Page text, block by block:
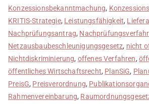
Konzessionsbekanntmachung,
KRITIS-Strategie, Leistungsfähigkeit,
Nachprüfungsantrag,
Netzausbaubeschleunigungsgesetz, nicht
Nichtdiskriminierung, offenes Verfahren,
öffentliches Wirtschaftsrecht, PlanSiG,
PreisG, Preisverordnung,
Rahmenvereinbarung,